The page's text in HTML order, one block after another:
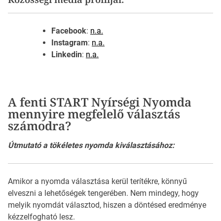
Facebook: n.a.
Instagram: n.a.
Linkedin: n.a.
A fenti START Nyírségi Nyomda
mennyire megfelelő választás
számodra?
Útmutató a tökéletes nyomda kiválasztásához:
Amikor a nyomda választása kerül terítékre, könnyű
elveszni a lehetőségek tengerében. Nem mindegy, hogy
melyik nyomdát választod, hiszen a döntésed eredménye
kézzelfogható lesz.